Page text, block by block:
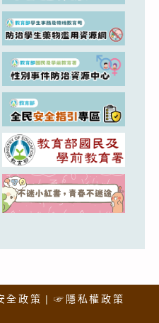
全政策 ☞隱私權政策